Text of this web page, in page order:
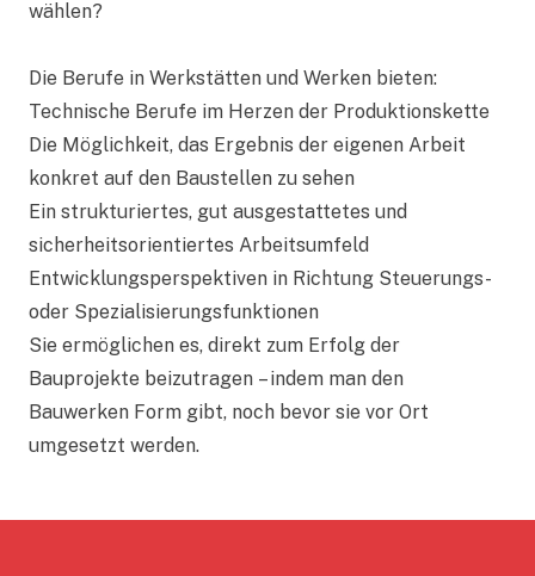
wählen?
Die Berufe in Werkstätten und Werken bieten:
Technische Berufe im Herzen der Produktionskette
Die Möglichkeit, das Ergebnis der eigenen Arbeit
konkret auf den Baustellen zu sehen
Ein strukturiertes, gut ausgestattetes und
sicherheitsorientiertes Arbeitsumfeld
Entwicklungsperspektiven in Richtung Steuerungs-
oder Spezialisierungsfunktionen
Sie ermöglichen es, direkt zum Erfolg der
Bauprojekte beizutragen – indem man den
Bauwerken Form gibt, noch bevor sie vor Ort
umgesetzt werden.